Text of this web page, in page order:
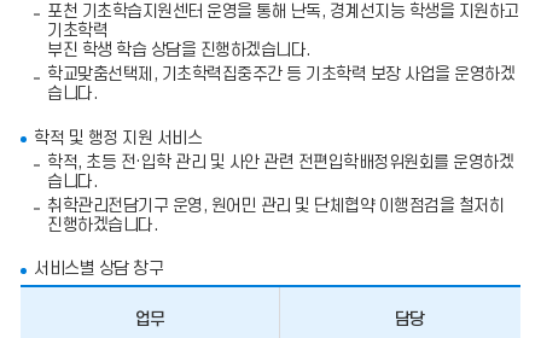
포천 기초학습지원센터 운영을 통해 난독, 경계선지능 학생을 지원하고
기초학력
부진 학생 학습 상담을 진행하겠습니다.
학교맞춤선택제, 기초학력집중주간 등 기초학력 보장 사업을 운영하겠
습니다.
학적 및 행정 지원 서비스
학적, 초등 전·입학 관리 및 사안 관련 전편입학배정위원회를 운영하겠
습니다.
취학관리전담기구 운영, 원어민 관리 및 단체협약 이행점검을 철저히
진행하겠습니다.
서비스별 상담 창구
업무 담당